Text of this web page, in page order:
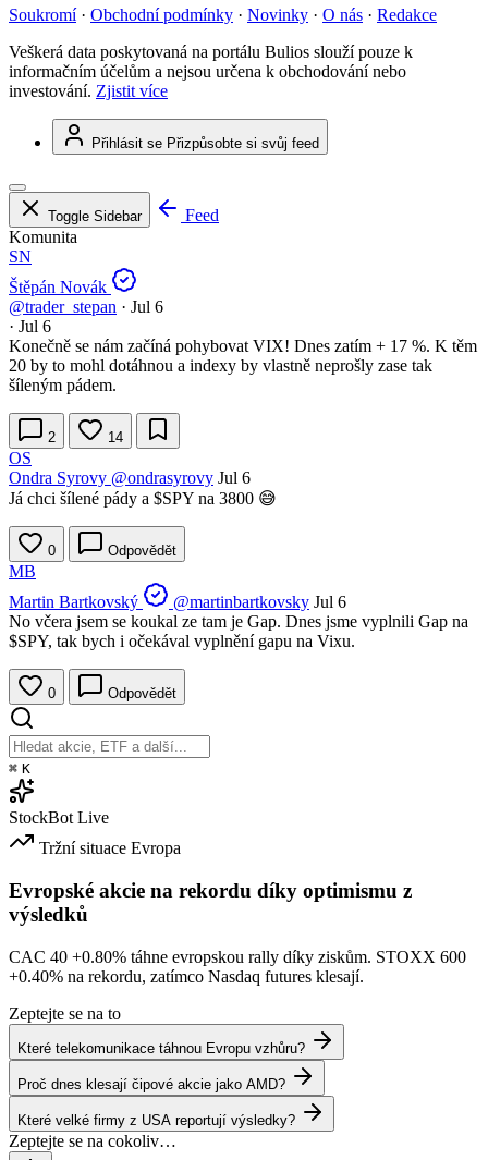
Soukromí · Obchodní podmínky · Novinky · O nás · Redakce
Veškerá data poskytovaná na portálu Bulios slouží pouze k
informačním účelům a nejsou určena k obchodování nebo
investování. Zjistit více
Přihlásit se Přizpůsobte si svůj feed
Toggle Sidebar
Feed
Komunita
SN
Štěpán Novák
@trader_stepan · Jul 6
· Jul 6
Konečně se nám začíná pohybovat VIX! Dnes zatím + 17 %. K těm
20 by to mohl dotáhnou a indexy by vlastně neprošly zase tak
šíleným pádem.
2 14
OS
Ondra Syrovy @ondrasyrovy Jul 6
Já chci šílené pády a $SPY na 3800 😅
0 Odpovědět
MB
Martin Bartkovský
@martinbartkovsky Jul 6
No včera jsem se koukal ze tam je Gap. Dnes jsme vyplnili Gap na
$SPY, tak bych i očekával vyplnění gapu na Vixu.
0 Odpovědět
⌘ K
StockBot Live
Tržní situace Evropa
Evropské akcie na rekordu díky optimismu z
výsledků
CAC 40 +0.80% táhne evropskou rally díky ziskům. STOXX 600
+0.40% na rekordu, zatímco Nasdaq futures klesají.
Zeptejte se na to
Které telekomunikace táhnou Evropu vzhůru?
Proč dnes klesají čipové akcie jako AMD?
Které velké firmy z USA reportují výsledky?